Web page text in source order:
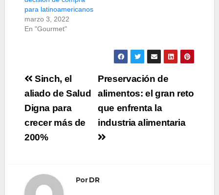
para latinoamericanos
marzo 3, 2022
En "Gourmet"
Navegación
de
entradas
Preservación de
alimentos: el gran reto
que enfrenta la
industria alimentaria
Sinch, el
aliado de Salud
Digna para
crecer más de
200%
PorDR